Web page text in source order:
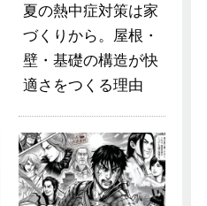
夏の熱中症対策は家
づくりから。屋根・
壁・基礎の構造が快
適さをつくる理由